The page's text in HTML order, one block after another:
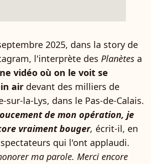
2025, dans la story de
l'interprète des Planètes a
vidéo où on le voit se
air devant des milliers de
sur-la-Lys, dans le Pas-de-Calais.
de mon opération, je
vraiment bouger, écrit-il, en
qui l'ont applaudi.
ma parole. Merci encore